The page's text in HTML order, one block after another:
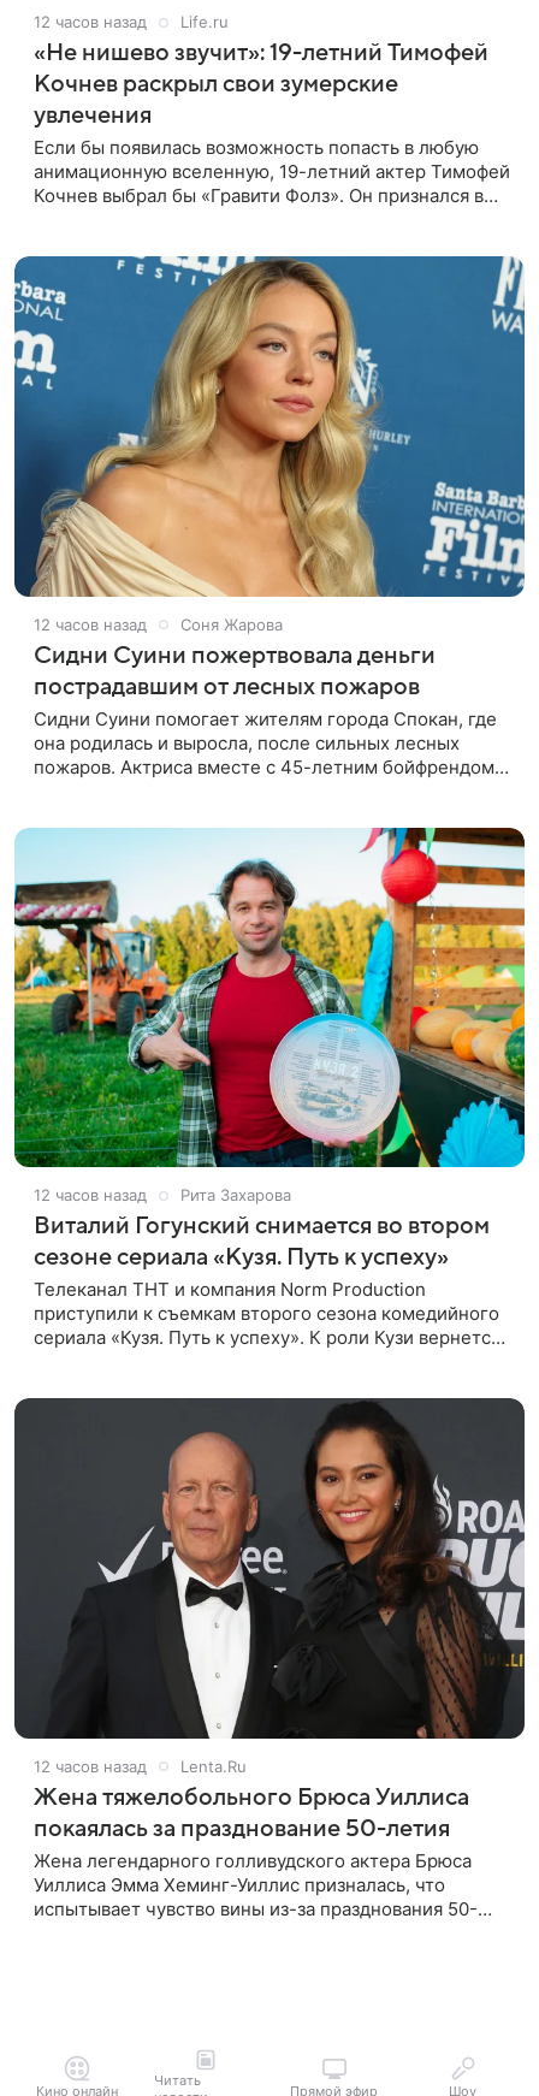
12 часов назад Life.ru
«Не нишево звучит»: 19-летний Тимофей
Кочнев раскрыл свои зумерские
увлечения
Если бы появилась возможность попасть в любую
анимационную вселенную, 19-летний актер Тимофей
Кочнев выбрал бы «Гравити Фолз». Он признался в
12 часов назад Соня Жарова
Сидни Суини пожертвовала деньги
пострадавшим от лесных пожаров
Сидни Суини помогает жителям города Спокан, где
она родилась и выросла, после сильных лесных
пожаров. Актриса вместе с 45-летним бойфрендом
12 часов назад Рита Захарова
Виталий Гогунский снимается во втором
сезоне сериала «Кузя. Путь к успеху»
Телеканал ТНТ и компания Norm Production
приступили к съемкам второго сезона комедийного
сериала «Кузя. Путь к успеху». К роли Кузи вернется
12 часов назад Lenta.Ru
Жена тяжелобольного Брюса Уиллиса
покаялась за празднование 50-летия
Жена легендарного голливудского актера Брюса
Уиллиса Эмма Хеминг-Уиллис призналась, что
испытывает чувство вины из-за празднования 50-
Кино онлайн
Читать
Прямой эфир Шоу